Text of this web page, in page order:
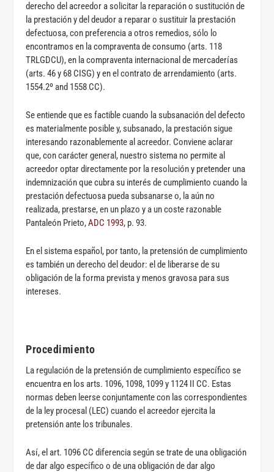
derecho del acreedor a solicitar la reparación o sustitución de
la prestación y del deudor a reparar o sustituir la prestación
defectuosa, con preferencia a otros remedios, sólo lo
encontramos en la compraventa de consumo (arts. 118
TRLGDCU), en la compraventa internacional de mercaderías
(arts. 46 y 68 CISG) y en el contrato de arrendamiento (arts.
1554.2º and 1558 CC).
Se entiende que es factible cuando la subsanación del defecto
es materialmente posible y, subsanado, la prestación sigue
interesando razonablemente al acreedor. Conviene aclarar
que, con carácter general, nuestro sistema no permite al
acreedor optar directamente por la resolución y pretender una
indemnización que cubra su interés de cumplimiento cuando la
prestación defectuosa pueda subsanarse o, la aún no
realizada, prestarse, en un plazo y a un coste razonable
Pantaleón Prieto,ADC 1993, p. 93.
En el sistema español, por tanto, la pretensión de cumplimiento
es también un derecho del deudor: el de liberarse de su
obligación de la forma prevista y menos gravosa para sus
intereses.
Procedimiento
La regulación de la pretensión de cumplimiento específico se
encuentra en los arts. 1096, 1098, 1099 y 1124 II CC. Estas
normas deben leerse conjuntamente con las correspondientes
de la ley procesal (LEC) cuando el acreedor ejercita la
pretensión ante los tribunales.
Así, el art. 1096 CC diferencia según se trate de una obligación
de dar algo específico o de una obligación de dar algo